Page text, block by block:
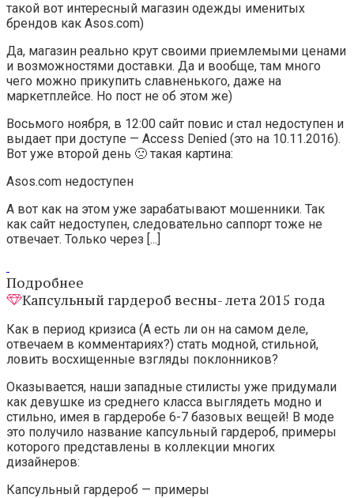
такой вот интересный магазин одежды именитых
брендов как Asos.com)
Да, магазин реально крут своими приемлемыми ценами
и возможностями доставки. Да и вообще, там много
чего можно прикупить славненького, даже на
маркетплейсе. Но пост не об этом же)
Восьмого ноября, в 12:00 сайт повис и стал недоступен и
выдает при доступе — Access Denied (это на 10.11.2016).
Вот уже второй день 🙁 такая картина:
Asos.com недоступен
А вот как на этом уже зарабатывают мошенники. Так
как сайт недоступен, следовательно саппорт тоже не
отвечает. Только через [...]
Подробнее
Капсульный гардероб весны- лета 2015 года
Как в период кризиса (А есть ли он на самом деле,
отвечаем в комментариях?) стать модной, стильной,
ловить восхищенные взгляды поклонников?
Оказывается, наши западные стилисты уже придумали
как девушке из среднего класса выглядеть модно и
стильно, имея в гардеробе 6-7 базовых вещей! В моде
это получило название капсульный гардероб, примеры
которого представлены в коллекции многих
дизайнеров:
Капсульный гардероб — примеры